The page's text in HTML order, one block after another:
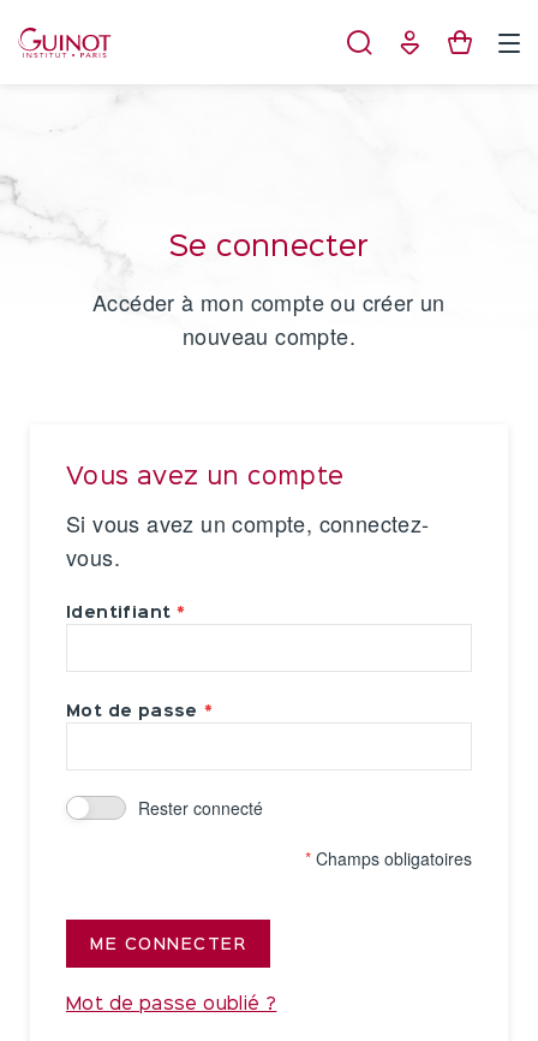
Se connecter
Accéder à mon compte ou créer un
nouveau compte.
Vous avez un compte
Si vous avez un compte, connectez-
vous.
Identifiant
Mot de passe
Rester connecté
* Champs obligatoires
ME CONNECTER
Mot de passe oublié ?